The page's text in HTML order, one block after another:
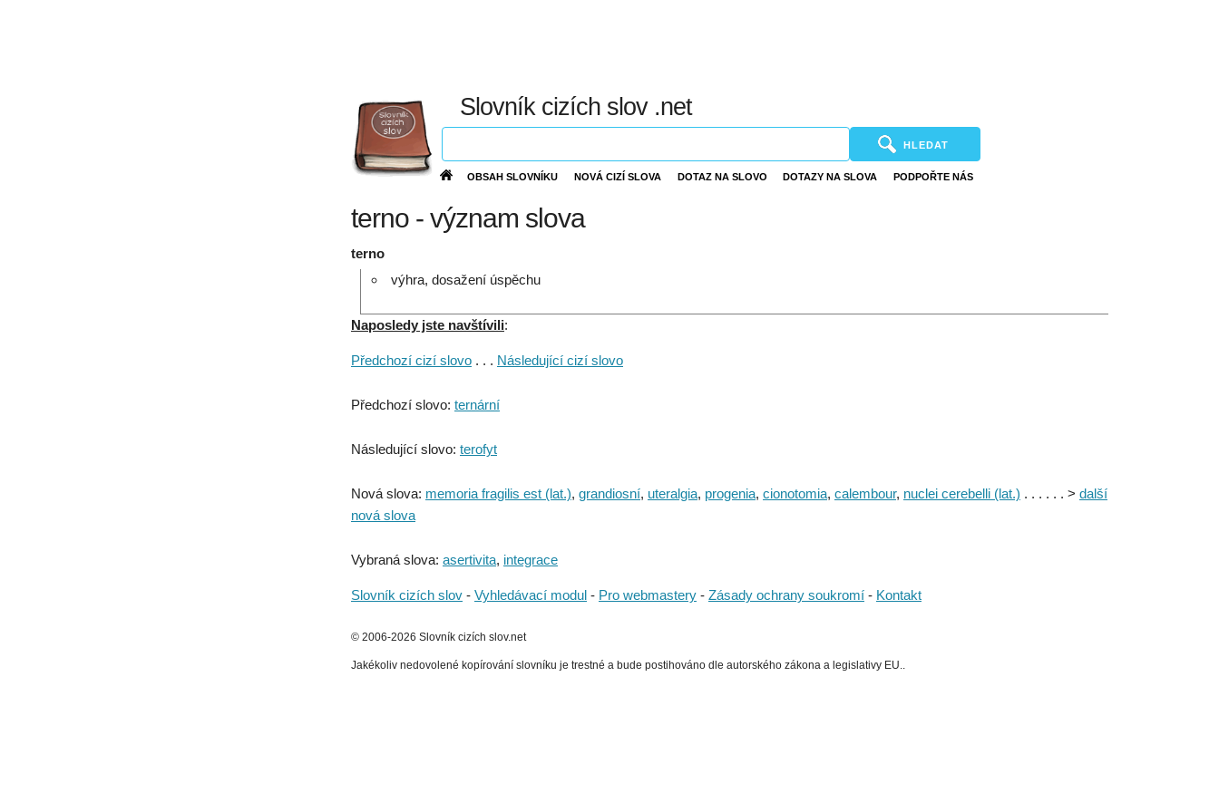
Slovník cizích slov .net
HLEDAT
OBSAH SLOVNÍKU NOVÁ CIZÍ SLOVA DOTAZ NA SLOVO DOTAZY NA SLOVA PODPOŘTE NÁS
terno - význam slova
terno
výhra, dosažení úspěchu
Naposledy jste navštívili:
Předchozí cizí slovo . . . Následující cizí slovo
Předchozí slovo: ternární
Následující slovo: terofyt
Nová slova: memoria fragilis est (lat.), grandiosní, uteralgia, progenia, cionotomia, calembour, nuclei cerebelli (lat.) . . . . . . > další
nová slova
Vybraná slova: asertivita, integrace
Slovník cizích slov - Vyhledávací modul - Pro webmastery - Zásady ochrany soukromí - Kontakt
© 2006-2026 Slovník cizích slov.net
Jakékoliv nedovolené kopírování slovníku je trestné a bude postihováno dle autorského zákona a legislativy EU..